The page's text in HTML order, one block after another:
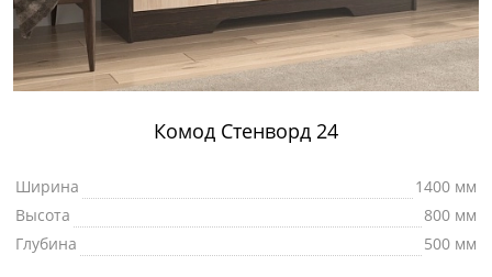
Комод Стенворд 24
Ширина
1400 мм
Высота
800 мм
Глубина
500 мм